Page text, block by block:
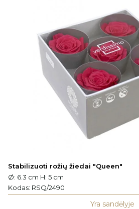
Stabilizuoti rožių žiedai "Queen"
Ø: 6.3 cm H: 5 cm
Kodas: RSQ/2490
Yra sandėlyje